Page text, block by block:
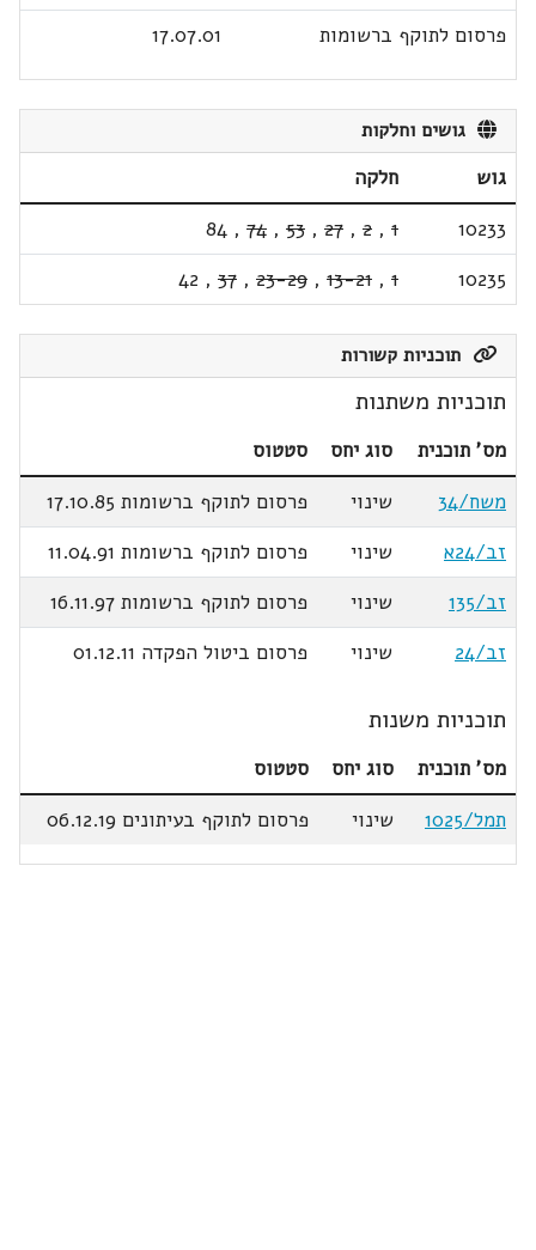
פרסום לתוקף ברשומות
17.07.01
גושים וחלקות
גוש
חלקה
10233
1
,
2
,
27
,
53
,
74
,
84
10235
1
,
13-21
,
23-29
,
37
,
42
תוכניות קשורות
תוכניות משתנות
מס' תוכנית סוג יחס
סטטוס
משח/34
שינוי
פרסום לתוקף ברשומות 17.10.85
זב/24א
שינוי
פרסום לתוקף ברשומות 11.04.91
זב/135
שינוי
פרסום לתוקף ברשומות 16.11.97
זב/24
שינוי פרסום ביטול הפקדה 01.12.11
תוכניות משנות
מס' תוכנית סוג יחס
סטטוס
תמל/1025
שינוי פרסום לתוקף בעיתונים 06.12.19